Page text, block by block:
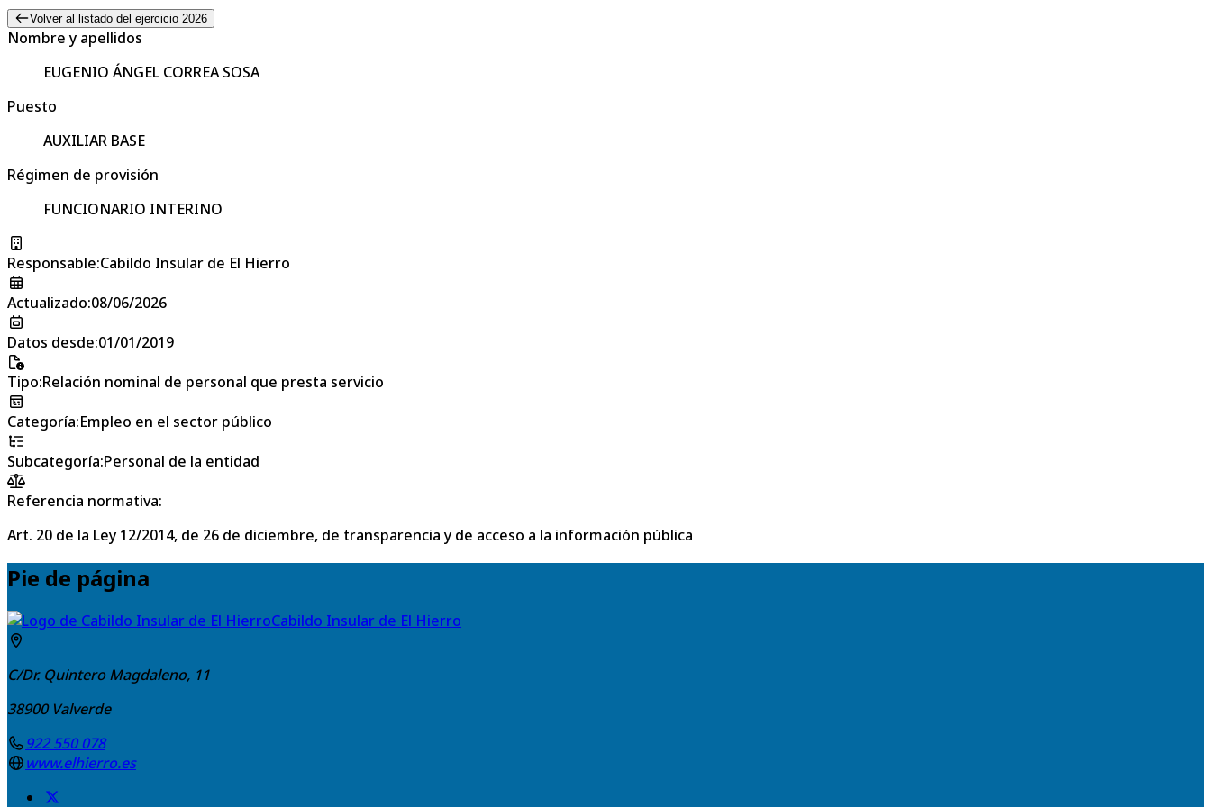
Volver al listado del ejercicio 2026
Nombre y apellidos
EUGENIO ÁNGEL CORREA SOSA
Puesto
AUXILIAR BASE
Régimen de provisión
FUNCIONARIO INTERINO
Responsable:Cabildo Insular de El Hierro
Actualizado:08/06/2026
Datos desde:01/01/2019
Tipo:Relación nominal de personal que presta servicio
Categoría:Empleo en el sector público
Subcategoría:Personal de la entidad
Referencia normativa:
Art. 20 de la Ley 12/2014, de 26 de diciembre, de transparencia y de acceso a la información pública
Pie de página
Cabildo Insular de El Hierro
C/Dr. Quintero Magdaleno, 11
38900 Valverde
922 550 078
www.elhierro.es